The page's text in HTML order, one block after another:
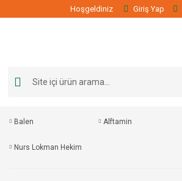
Hoşgeldiniz Giriş Yap
Balen Alftamin
Nurs Lokman Hekim